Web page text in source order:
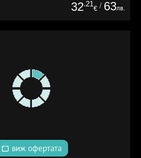
32.21
€ / 63лв.
виж офертата